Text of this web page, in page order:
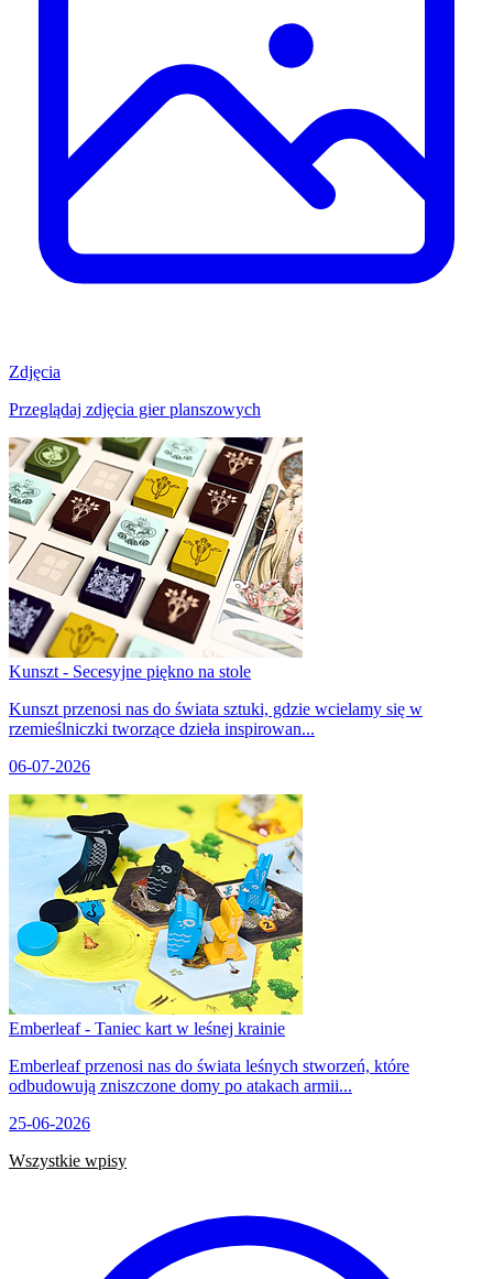
Zdjęcia
Przeglądaj zdjęcia gier planszowych
Kunszt - Secesyjne piękno na stole
Kunszt przenosi nas do świata sztuki, gdzie wcielamy się w
rzemieślniczki tworzące dzieła inspirowan...
06-07-2026
Emberleaf - Taniec kart w leśnej krainie
Emberleaf przenosi nas do świata leśnych stworzeń, które
odbudowują zniszczone domy po atakach armii...
25-06-2026
Wszystkie wpisy